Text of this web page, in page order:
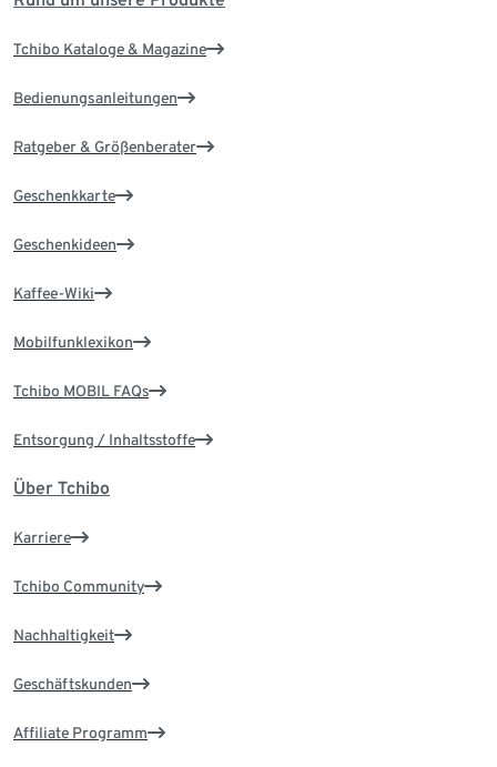
Tchibo Kataloge & Magazine
Bedienungsanleitungen
Ratgeber & Größenberater
Geschenkkarte
Geschenkideen
Kaffee-Wiki
Mobilfunklexikon
Tchibo MOBIL FAQs
Entsorgung / Inhaltsstoffe
Über Tchibo
Karriere
Tchibo Community
Nachhaltigkeit
Geschäftskunden
Affiliate Programm